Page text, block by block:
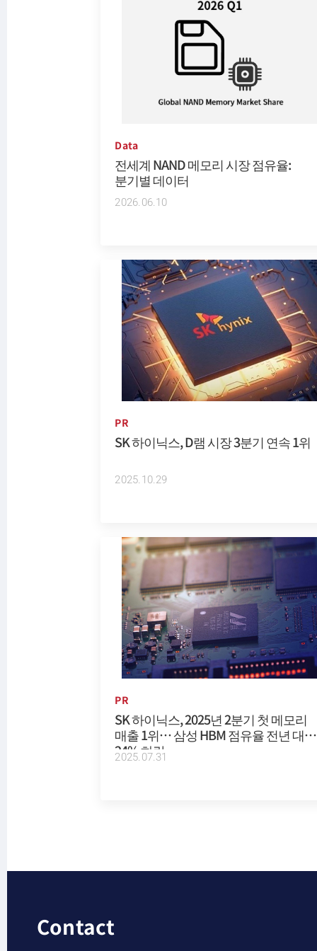
Data
전세계 NAND 메모리 시장 점유율:
분기별 데이터
2026.06.10
PR
SK 하이닉스, D램 시장 3분기 연속 1위
2025.10.29
PR
SK 하이닉스, 2025년 2분기 첫 메모리
매출 1위… 삼성 HBM 점유율 전년 대비
24% 하락
2025.07.31
Contact